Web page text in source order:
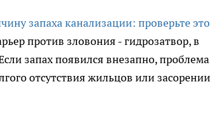
запаха канализации: проверьте это
против зловония - гидрозатвор, в
запах появился внезапно, проблема
отсутствия жильцов или засорении